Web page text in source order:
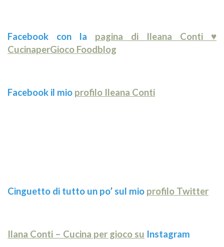
Facebook con la pagina di Ileana Conti ♥
CucinaperGioco Foodblog
Facebook il mio profilo Ileana Conti
Cinguetto di tutto un po’ sul mio profilo Twitter
Ilana Conti – Cucina per gioco su Instagram